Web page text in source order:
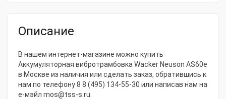
Мощность, кВт
Артикул 5100049787
Центробежная сила, кН
Размер башмака, мм 28х340
Описание
В нашем интернет-магазине можно купить
Аккумуляторная вибротрамбовка Wacker Neuson AS60e
в Москве из наличия или сделать заказ, обратившись к
нам по телефону8 8 (495) 134-55-30 или написав нам на
е-мэйл mos@tss-s.ru